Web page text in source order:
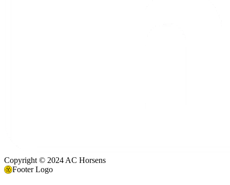
Copyright © 2024 AC Horsens
Footer Logo